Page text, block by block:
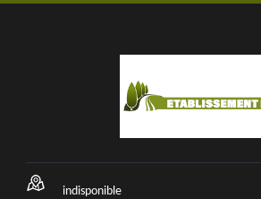
indisponible